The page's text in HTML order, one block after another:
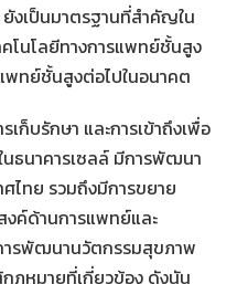
งเป็นมาตรฐานที่สำคัญใน
โนโลยีทางการแพทย์ชั้นสูง
พทย์ชั้นสูงต่อไปในอนาคต
เก็บรักษา และการเข้าถึงเพื่อ
นธนาคารเซลล์ มีการพัฒนา
ศไทย รวมถึงมีการขยาย
งค์ด้านการแพทย์และ
ารพัฒนานวัตกรรมสุขภาพ
ฎหมายที่เกี่ยวข้อง ดังนัน